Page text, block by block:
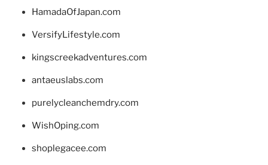
HamadaOfJapan.com
VersifyLifestyle.com
kingscreekadventures.com
antaeuslabs.com
purelycleanchemdry.com
WishOping.com
shoplegacee.com